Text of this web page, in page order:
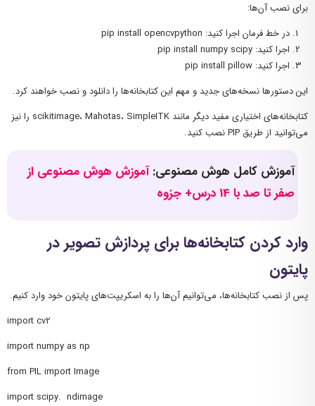
برای نصب آن‌ها:
در خط فرمان اجرا کنید: pip install opencvpython
اجرا کنید: pip install numpy scipy
اجرا کنید: pip install pillow
این دستورها نسخه‌های جدید و مهم این کتابخانه‌ها را دانلود و نصب خواهند کرد.
کتابخانه‌های اختیاری مفید دیگر مانند scikitimage، Mahotas، SimpleITK را نیز
می‌توانید از طریق PIP نصب کنید.
آموزش کامل هوش مصنوعی: آموزش هوش مصنوعی از
صفر تا صد با 14 درس+ جزوه
وارد کردن کتابخانه‌ها برای پردازش تصویر در
پایتون
پس از نصب کتابخانه‌ها، می‌توانیم آن‌ها را به اسکریپت‌های پایتون خود وارد کنیم.
import cv2
import numpy as np
from PIL import Image
import scipy. ndimage